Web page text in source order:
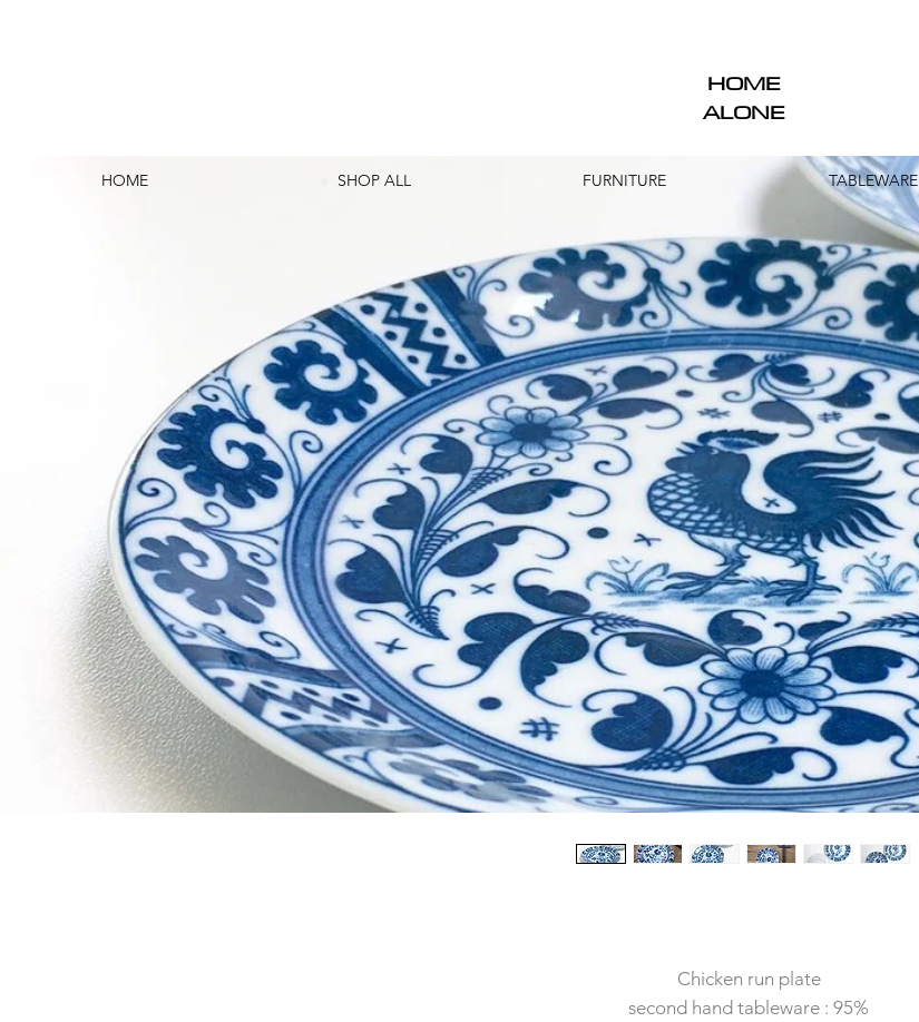
HOME
ALONE
HOME SHOP ALL FURNITURE TABLEWARE
Chicken run plate
second hand tableware : 95%